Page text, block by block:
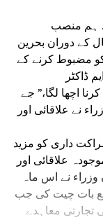
ہم منصب
کے دوران بحرین
مضبوط کرنے کے
ڈاکٹر
اچھا لگا،” جے
نے علاقائی اور
داری کو مزید
علاقائی اور
وزراء نے اس ماہ
بات چیت کی جب
تجارتی معاہدے